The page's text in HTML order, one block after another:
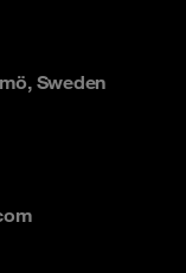
Sweden